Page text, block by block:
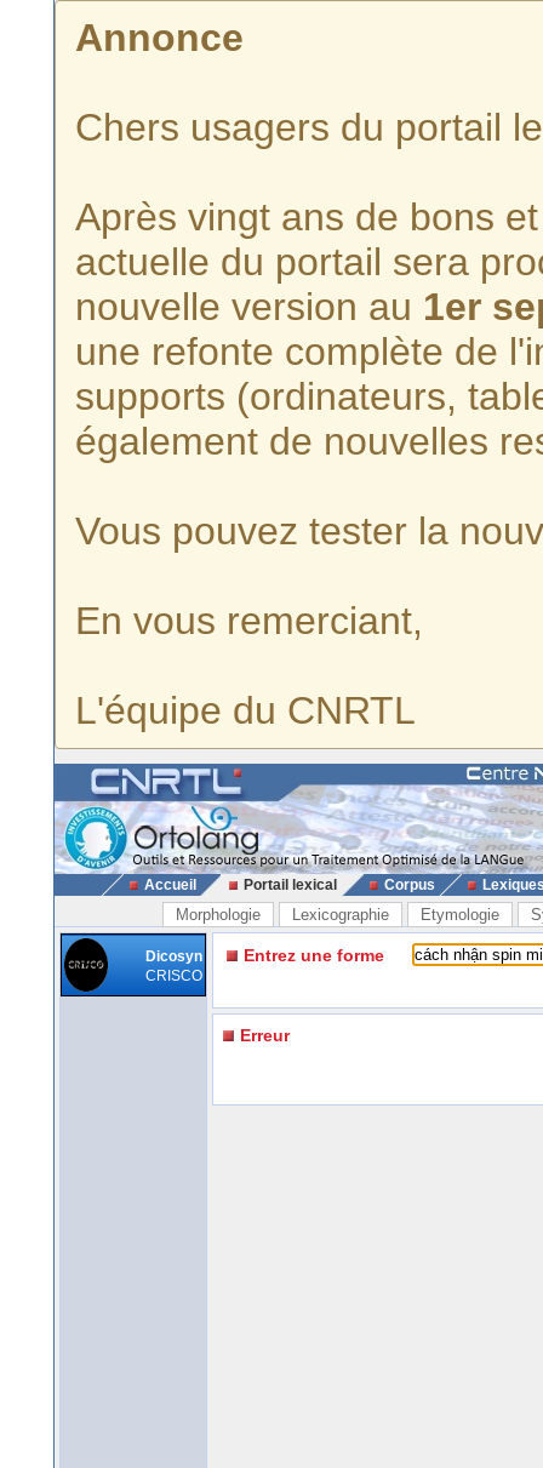
Annonce
Chers usagers du portail
Après vingt ans de bons
actuelle du portail sera
nouvelle version au 1er
une refonte complète de
supports (ordinateurs,
également de nouvelles
Vous pouvez tester la
En vous remerciant,
L'équipe du CNRTL
Accueil Portail lexical Corpus
Morphologie Lexicographie Etymologie
Dicosyn
CRISCO
Entrez une forme
Erreur